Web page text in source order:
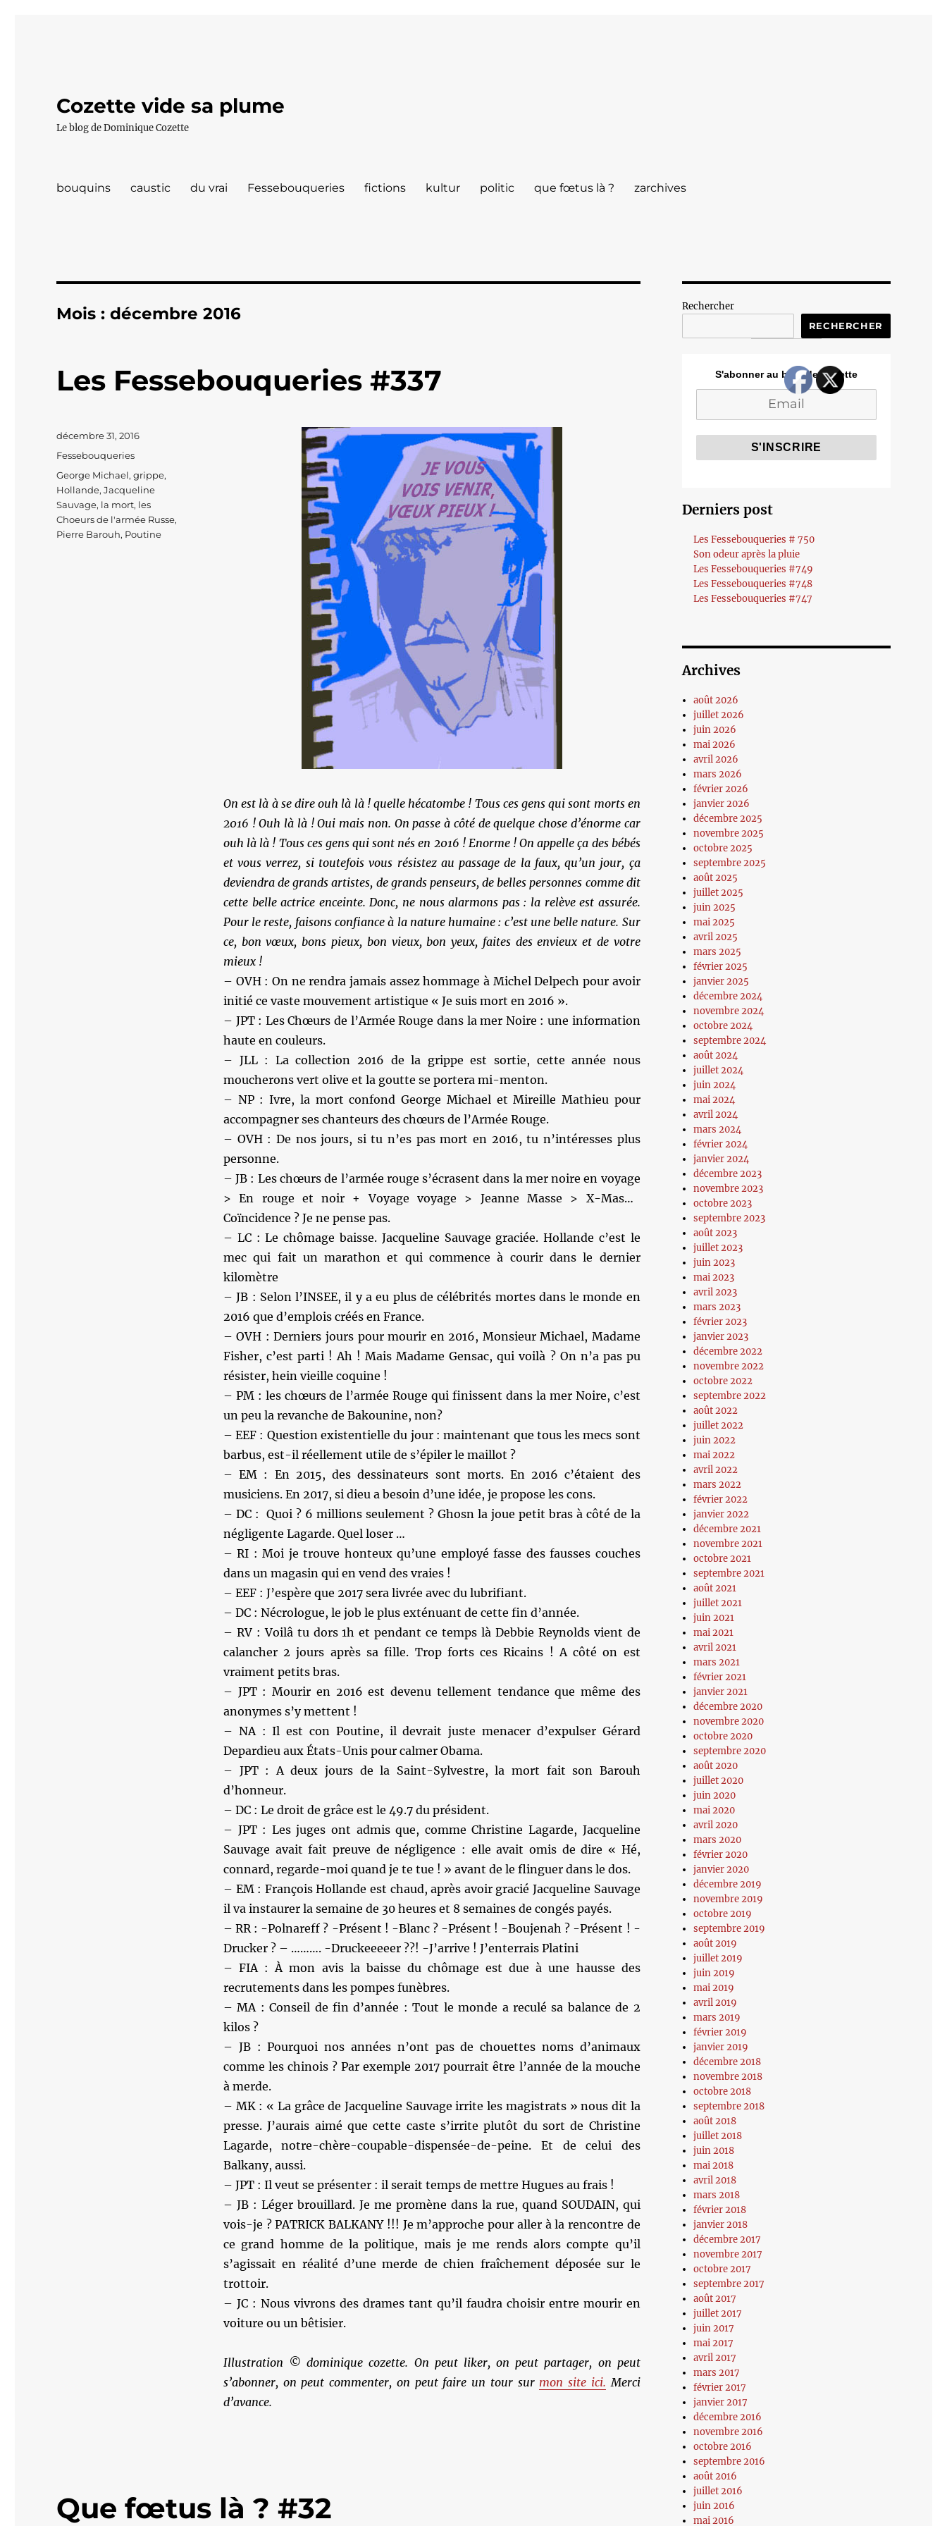
Cozette vide sa plume
Le blog de Dominique Cozette
bouquins caustic du vrai Fessebouqueries fictions kultur politic que fœtus là ? zarchives
Mois :décembre 2016
Les Fessebouqueries #337
On est là à se dire ouh là là ! quelle hécatombe ! Tous ces gens qui sont morts en
2016 ! Ouh là là ! Oui mais non. On passe à côté de quelque chose d’énorme car
ouh là là ! Tous ces gens qui sont nés en 2016 ! Enorme ! On appelle ça des bébés
et vous verrez, si toutefois vous résistez au passage de la faux, qu’un jour, ça
deviendra de grands artistes, de grands penseurs, de belles personnes comme dit
cette belle actrice enceinte. Donc, ne nous alarmons pas : la relève est assurée.
Pour le reste, faisons confiance à la nature humaine : c’est une belle nature. Sur
ce, bon vœux, bons pieux, bon vieux, bon yeux, faites des envieux et de votre
mieux !
– OVH : On ne rendra jamais assez hommage à Michel Delpech pour avoir
initié ce vaste mouvement artistique « Je suis mort en 2016 ».
– JPT : Les Chœurs de l’Armée Rouge dans la mer Noire : une information
haute en couleurs.
– JLL : La collection 2016 de la grippe est sortie, cette année nous
moucherons vert olive et la goutte se portera mi-menton.
– NP : Ivre, la mort confond George Michael et Mireille Mathieu pour
accompagner ses chanteurs des chœurs de l’Armée Rouge.
– OVH : De nos jours, si tu n’es pas mort en 2016, tu n’intéresses plus
personne.
– JB : Les chœurs de l’armée rouge s’écrasent dans la mer noire en voyage
> En rouge et noir + Voyage voyage > Jeanne Masse > X-Mas…
Coïncidence ? Je ne pense pas.
– LC : Le chômage baisse. Jacqueline Sauvage graciée. Hollande c’est le
mec qui fait un marathon et qui commence à courir dans le dernier
kilomètre
– JB : Selon l’INSEE, il y a eu plus de célébrités mortes dans le monde en
2016 que d’emplois créés en France.
– OVH : Derniers jours pour mourir en 2016, Monsieur Michael, Madame
Fisher, c’est parti ! Ah ! Mais Madame Gensac, qui voilà ? On n’a pas pu
résister, hein vieille coquine !
– PM : les chœurs de l’armée Rouge qui finissent dans la mer Noire, c’est
un peu la revanche de Bakounine, non?
– EEF : Question existentielle du jour : maintenant que tous les mecs sont
barbus, est-il réellement utile de s’épiler le maillot ?
– EM : En 2015, des dessinateurs sont morts. En 2016 c’étaient des
musiciens. En 2017, si dieu a besoin d’une idée, je propose les cons.
– DC : Quoi ? 6 millions seulement ? Ghosn la joue petit bras à côté de la
négligente Lagarde. Quel loser …
– RI : Moi je trouve honteux qu’une employé fasse des fausses couches
dans un magasin qui en vend des vraies !
– EEF : J’espère que 2017 sera livrée avec du lubrifiant.
– DC : Nécrologue, le job le plus exténuant de cette fin d’année.
– RV : Voilâ tu dors 1h et pendant ce temps là Debbie Reynolds vient de
calancher 2 jours après sa fille. Trop forts ces Ricains ! A côté on est
vraiment petits bras.
– JPT : Mourir en 2016 est devenu tellement tendance que même des
anonymes s’y mettent !
– NA : Il est con Poutine, il devrait juste menacer d’expulser Gérard
Depardieu aux États-Unis pour calmer Obama.
– JPT : A deux jours de la Saint-Sylvestre, la mort fait son Barouh
d’honneur.
– DC : Le droit de grâce est le 49.7 du président.
– JPT : Les juges ont admis que, comme Christine Lagarde, Jacqueline
Sauvage avait fait preuve de négligence : elle avait omis de dire « Hé,
connard, regarde-moi quand je te tue ! » avant de le flinguer dans le dos.
– EM : François Hollande est chaud, après avoir gracié Jacqueline Sauvage
il va instaurer la semaine de 30 heures et 8 semaines de congés payés.
– RR : -Polnareff ? -Présent ! -Blanc ? -Présent ! -Boujenah ? -Présent ! -
Drucker ? – ………. -Druckeeeeer ??! -J’arrive ! J’enterrais Platini
– FIA : À mon avis la baisse du chômage est due à une hausse des
recrutements dans les pompes funèbres.
– MA : Conseil de fin d’année : Tout le monde a reculé sa balance de 2
kilos ?
– JB : Pourquoi nos années n’ont pas de chouettes noms d’animaux
comme les chinois ? Par exemple 2017 pourrait être l’année de la mouche
à merde.
– MK : « La grâce de Jacqueline Sauvage irrite les magistrats » nous dit la
presse. J’aurais aimé que cette caste s’irrite plutôt du sort de Christine
Lagarde, notre-chère-coupable-dispensée-de-peine. Et de celui des
Balkany, aussi.
– JPT : Il veut se présenter : il serait temps de mettre Hugues au frais !
– JB : Léger brouillard. Je me promène dans la rue, quand SOUDAIN, qui
vois-je ? PATRICK BALKANY !!! Je m’approche pour aller à la rencontre de
ce grand homme de la politique, mais je me rends alors compte qu’il
s’agissait en réalité d’une merde de chien fraîchement déposée sur le
trottoir.
– JC : Nous vivrons des drames tant qu’il faudra choisir entre mourir en
voiture ou un bêtisier.
Illustration © dominique cozette. On peut liker, on peut partager, on peut
s’abonner, on peut commenter, on peut faire un tour sur mon site ici. Merci
d’avance.
Publié
décembre 31, 2016
Catégories
Fessebouqueries
Étiquettes
George Michael,grippe,
Hollande,Jacqueline
Sauvage, la mort, les
Choeurs de l'armée Russe,
Pierre Barouh, Poutine
Que fœtus là ? #32
Rechercher
RECHERCHER
S'abonner au blog de Cozette
Derniers post
Les Fessebouqueries # 750
Son odeur après la pluie
Les Fessebouqueries #749
Les Fessebouqueries #748
Les Fessebouqueries #747
Archives
août 2026
juillet 2026
juin 2026
mai 2026
avril 2026
mars 2026
février 2026
janvier 2026
décembre 2025
novembre 2025
octobre 2025
septembre 2025
août 2025
juillet 2025
juin 2025
mai 2025
avril 2025
mars 2025
février 2025
janvier 2025
décembre 2024
novembre 2024
octobre 2024
septembre 2024
août 2024
juillet 2024
juin 2024
mai 2024
avril 2024
mars 2024
février 2024
janvier 2024
décembre 2023
novembre 2023
octobre 2023
septembre 2023
août 2023
juillet 2023
juin 2023
mai 2023
avril 2023
mars 2023
février 2023
janvier 2023
décembre 2022
novembre 2022
octobre 2022
septembre 2022
août 2022
juillet 2022
juin 2022
mai 2022
avril 2022
mars 2022
février 2022
janvier 2022
décembre 2021
novembre 2021
octobre 2021
septembre 2021
août 2021
juillet 2021
juin 2021
mai 2021
avril 2021
mars 2021
février 2021
janvier 2021
décembre 2020
novembre 2020
octobre 2020
septembre 2020
août 2020
juillet 2020
juin 2020
mai 2020
avril 2020
mars 2020
février 2020
janvier 2020
décembre 2019
novembre 2019
octobre 2019
septembre 2019
août 2019
juillet 2019
juin 2019
mai 2019
avril 2019
mars 2019
février 2019
janvier 2019
décembre 2018
novembre 2018
octobre 2018
septembre 2018
août 2018
juillet 2018
juin 2018
mai 2018
avril 2018
mars 2018
février 2018
janvier 2018
décembre 2017
novembre 2017
octobre 2017
septembre 2017
août 2017
juillet 2017
juin 2017
mai 2017
avril 2017
mars 2017
février 2017
janvier 2017
décembre 2016
novembre 2016
octobre 2016
septembre 2016
août 2016
juillet 2016
juin 2016
mai 2016